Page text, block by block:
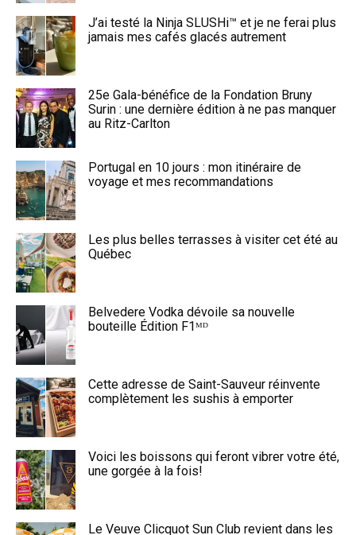
J’ai testé la Ninja SLUSHi™ et je ne ferai plus
jamais mes cafés glacés autrement
25e Gala-bénéfice de la Fondation Bruny
Surin : une dernière édition à ne pas manquer
au Ritz-Carlton
Portugal en 10 jours : mon itinéraire de
voyage et mes recommandations
Les plus belles terrasses à visiter cet été au
Québec
Belvedere Vodka dévoile sa nouvelle
bouteille Édition F1ᴹᴰ
Cette adresse de Saint-Sauveur réinvente
complètement les sushis à emporter
Voici les boissons qui feront vibrer votre été,
une gorgée à la fois!
Le Veuve Clicquot Sun Club revient dans les